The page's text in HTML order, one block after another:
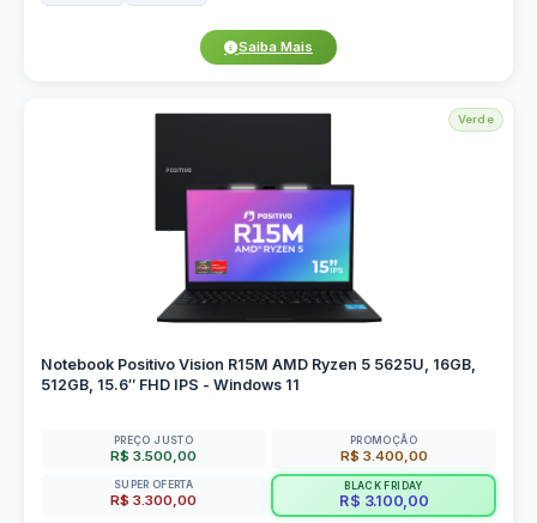
Saiba Mais
Verde
Notebook Positivo Vision R15M AMD Ryzen 5 5625U, 16GB,
512GB, 15.6″ FHD IPS - Windows 11
PREÇO JUSTO
R$ 3.500,00
PROMOÇÃO
R$ 3.400,00
SUPER OFERTA
R$ 3.300,00
BLACK FRIDAY
R$ 3.100,00